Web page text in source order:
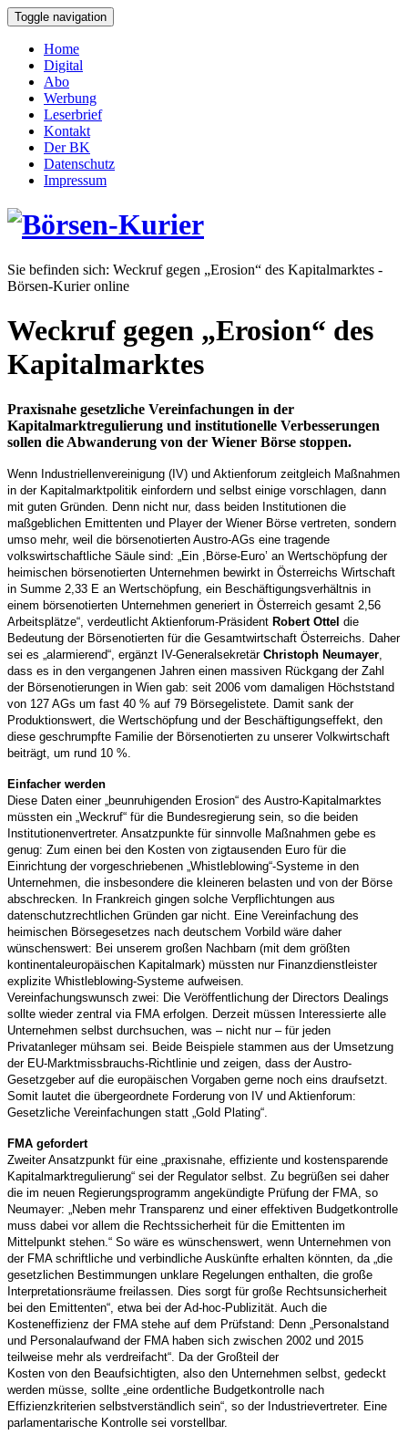
Toggle navigation
Home
Digital
Abo
Werbung
Leserbrief
Kontakt
Der BK
Datenschutz
Impressum
Sie befinden sich: Weckruf gegen „Erosion“ des Kapitalmarktes -
Börsen-Kurier online
Weckruf gegen „Erosion“ des
Kapitalmarktes
Praxisnahe gesetzliche Vereinfachungen in der
Kapitalmarktregulierung und institutionelle Verbesserungen
sollen die Abwanderung von der Wiener Börse stoppen.
Wenn Industriellenvereinigung (IV) und Aktienforum zeitgleich Maßnahmen
in der Kapitalmarktpolitik einfordern und selbst einige vorschlagen, dann
mit guten Gründen. Denn nicht nur, dass beiden Institutionen die
maßgeblichen Emittenten und Player der Wiener Börse vertreten, sondern
umso mehr, weil die börsenotierten Austro-AGs eine tragende
volkswirtschaftliche Säule sind: „Ein ,Börse-Euro’ an Wertschöpfung der
heimischen börsenotierten Unternehmen bewirkt in Österreichs Wirtschaft
in Summe 2,33 E an Wertschöpfung, ein Beschäftigungsverhältnis in
einem börsenotierten Unternehmen generiert in Österreich gesamt 2,56
Arbeitsplätze“, verdeutlicht Aktienforum-Präsident Robert Ottel die
Bedeutung der Börsenotierten für die Gesamtwirtschaft Österreichs. Daher
sei es „alarmierend“, ergänzt IV-GeneralsekretärChristoph Neumayer
dass es in den vergangenen Jahren einen massiven Rückgang der Zahl
der Börsenotierungen in Wien gab: seit 2006 vom damaligen Höchststand
von 127 AGs um fast 40 % auf 79 Börsegelistete. Damit sank der
Produktionswert, die Wertschöpfung und der Beschäftigungseffekt, den
diese geschrumpfte Familie der Börsenotierten zu unserer Volkwirtschaft
beiträgt, um rund 10 %.
Einfacher werden
Diese Daten einer „beunruhigenden Erosion“ des Austro-Kapitalmarktes
müssten ein „Weckruf“ für die Bundesregierung sein, so die beiden
Institutionenvertreter. Ansatzpunkte für sinnvolle Maßnahmen gebe es
genug: Zum einen bei den Kosten von zigtausenden Euro für die
Einrichtung der vorgeschriebenen „Whistleblowing“-Systeme in den
Unternehmen, die insbesondere die kleineren belasten und von der Börse
abschrecken. In Frankreich gingen solche Verpflichtungen aus
datenschutzrechtlichen Gründen gar nicht. Eine Vereinfachung des
heimischen Börsegesetzes nach deutschem Vorbild wäre daher
wünschenswert: Bei unserem großen Nachbarn (mit dem größten
kontinentaleuropäischen Kapitalmark) müssten nur Finanzdienstleister
explizite Whistleblowing-Systeme aufweisen.
Vereinfachungswunsch zwei: Die Veröffentlichung der Directors Dealings
sollte wieder zentral via FMA erfolgen. Derzeit müssen Interessierte alle
Unternehmen selbst durchsuchen, was – nicht nur – für jeden
Privatanleger mühsam sei. Beide Beispiele stammen aus der Umsetzung
der EU-Marktmissbrauchs-Richtlinie und zeigen, dass der Austro-
Gesetzgeber auf die europäischen Vorgaben gerne noch eins draufsetzt.
Somit lautet die übergeordnete Forderung von IV und Aktienforum:
Gesetzliche Vereinfachungen statt „Gold Plating“.
FMA gefordert
Zweiter Ansatzpunkt für eine „praxisnahe, effiziente und kostensparende
Kapitalmarktregulierung“ sei der Regulator selbst. Zu begrüßen sei daher
die im neuen Regierungsprogramm angekündigte Prüfung der FMA, so
Neumayer: „Neben mehr Transparenz und einer effektiven Budgetkontrolle
muss dabei vor allem die Rechtssicherheit für die Emittenten im
Mittelpunkt stehen.“ So wäre es wünschenswert, wenn Unternehmen von
der FMA schriftliche und verbindliche Auskünfte erhalten könnten, da „die
gesetzlichen Bestimmungen unklare Regelungen enthalten, die große
Interpretationsräume freilassen. Dies sorgt für große Rechtsunsicherheit
bei den Emittenten“, etwa bei der Ad-hoc-Publizität. Auch die
Kosteneffizienz der FMA stehe auf dem Prüfstand: Denn „Personalstand
und Personalaufwand der FMA haben sich zwischen 2002 und 2015
teilweise mehr als verdreifacht“. Da der Großteil der
Kosten von den Beaufsichtigten, also den Unternehmen selbst, gedeckt
werden müsse, sollte „eine ordentliche Budgetkontrolle nach
Effizienzkriterien selbstverständlich sein“, so der Industrievertreter. Eine
parlamentarische Kontrolle sei vorstellbar.